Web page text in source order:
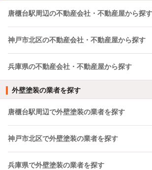
唐櫃台駅周辺の不動産会社・不動産屋から探す
神戸市北区の不動産会社・不動産屋から探す
兵庫県の不動産会社・不動産屋から探す
外壁塗装の業者を探す
唐櫃台駅周辺で外壁塗装の業者を探す
神戸市北区で外壁塗装の業者を探す
兵庫県で外壁塗装の業者を探す